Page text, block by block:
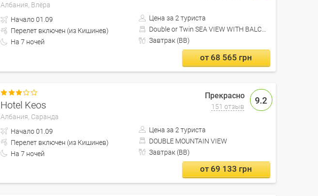
Албания, Влёра
Начало01.09
Перелет включен (из Кишинев)
На7 ночей
Цена за 2 туриста
Double or Twin SEA VIEW WITH BALCONY
Завтрак (BB)
от 68 565 грн
9.2
151 отзыв

Hotel Keos
Албания, Саранда
Начало01.09
Перелет включен (из Кишинев)
На7 ночей
Цена за 2 туриста
DOUBLE MOUNTAIN VIEW
Завтрак (BB)
от 69 133 грн